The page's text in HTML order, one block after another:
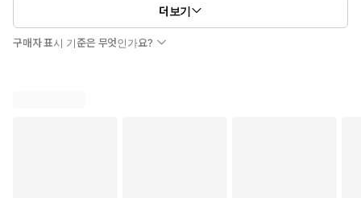
더보기
구매자 표시 기준은 무엇인가요?